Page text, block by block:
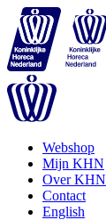
Webshop
Mijn KHN
Over KHN
Contact
English